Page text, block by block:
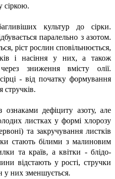
сіркою.
культур до сірки.
паралельно з азотом.
ріст рослин сповільнюється,
і насіння у них, а також
зниження вмісту олії.
- від початку формування
стручків.
ознаками дефіциту азоту, але
листках у формі хлорозу
та закручування листків
стають білими з малиновим
та країв, а квітки - блідо-
відстають у рості, стручки
у них зменшується.